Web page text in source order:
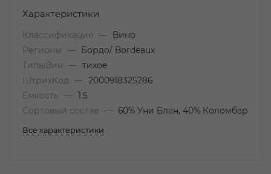
Характеристики
Классификация —
Вино
Регионы
—
Бордо/ Bordeaux
ТипыВин
— тихое
ШтрихКод
— 2000918325286
Емкость
— 1.5
Сортовый состав
— 60% Уни Блан, 40% Коломбар
Все характеристики